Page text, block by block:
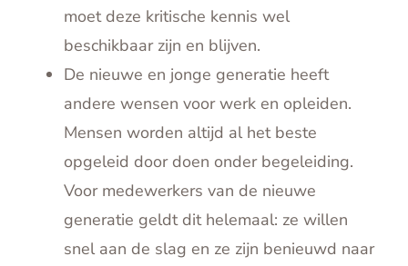
moet deze kritische kennis wel
beschikbaar zijn en blijven.
De nieuwe en jonge generatie heeft
andere wensen voor werk en opleiden.
Mensen worden altijd al het beste
opgeleid door doen onder begeleiding.
Voor medewerkers van de nieuwe
generatie geldt dit helemaal: ze willen
snel aan de slag en ze zijn benieuwd naar